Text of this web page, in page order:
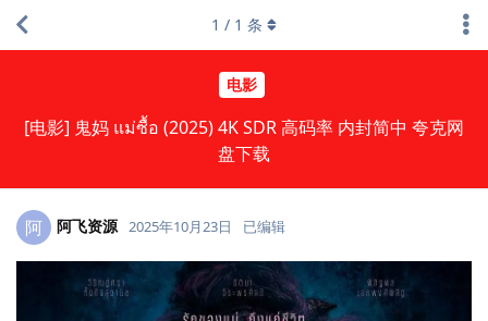
电影
[电影] 鬼妈 แม่ซื้อ (2025) 4K SDR 高码率 内封简中 夸克网
盘下载
1 / 1 条
阿 阿飞资源 2025年10月23日 已编辑